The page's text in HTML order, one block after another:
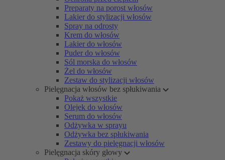
Preparaty na porost włosów
Lakier do stylizacji włosów
Spray na odrosty
Krem do włosów
Lakier do włosów
Puder do włosów
Sól morska do włosów
Żel do włosów
Zestaw do stylizacji włosów
Pielęgnacja włosów bez spłukiwania
Pokaż wszystkie
Olejek do włosów
Serum do włosów
Odżywka w sprayu
Odżywka bez spłukiwania
Zestawy do pielęgnacji włosów
Pielęgnacja skóry głowy